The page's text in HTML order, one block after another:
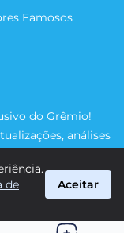
Famosos
do Grêmio!
análises
às vitórias!
de
Aceitar